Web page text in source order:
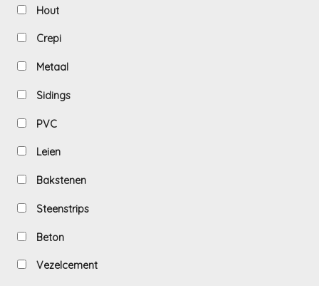
Hout
Crepi
Metaal
Sidings
PVC
Leien
Bakstenen
Steenstrips
Beton
Vezelcement